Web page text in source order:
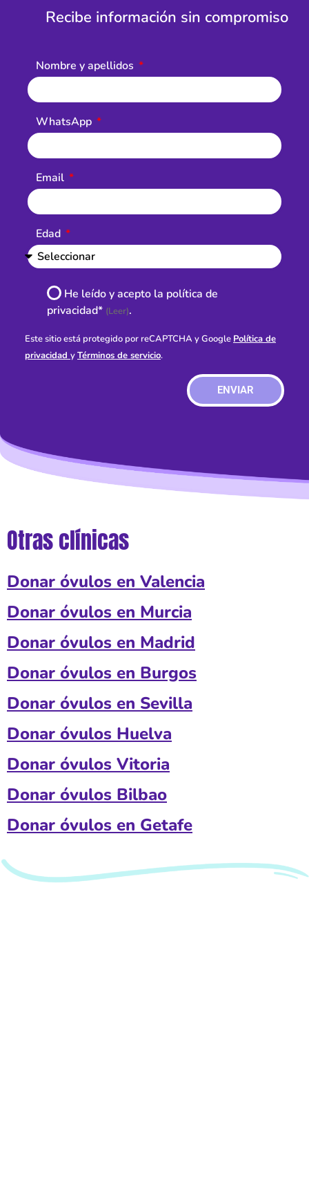
Recibe información sin compromiso
Nombre y apellidos
WhatsApp
Email
Edad
He leído y acepto la política de
privacidad* (Leer).
Este sitio está protegido por reCAPTCHA y Google Política de
privacidad yTérminos de servicio.
ENVIAR
Otras clínicas
Donar óvulos en Valencia
Donar óvulos en Murcia
Donar óvulos en Madrid
Donar óvulos en Burgos
Donar óvulos en Sevilla
Donar óvulos Huelva
Donar óvulos Vitoria
Donar óvulos Bilbao
Donar óvulos en Getafe